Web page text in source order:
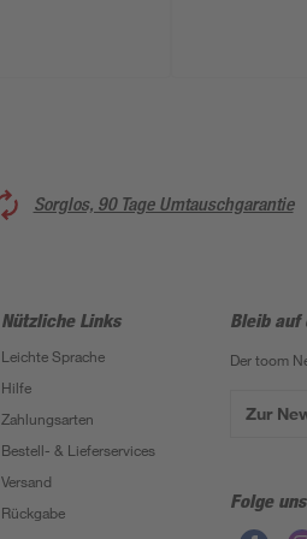
Sorglos, 90 Tage Umtauschgarantie
Nützliche Links
Leichte Sprache
Hilfe
Zahlungsarten
Bestell- & Lieferservices
Versand
Rückgabe
Bleib auf
Der toom
Zur
Folge uns